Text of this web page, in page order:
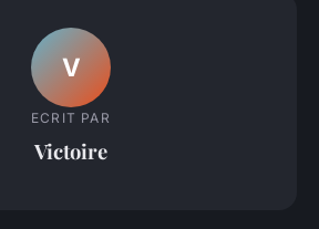
V
ECRIT PAR
Victoire